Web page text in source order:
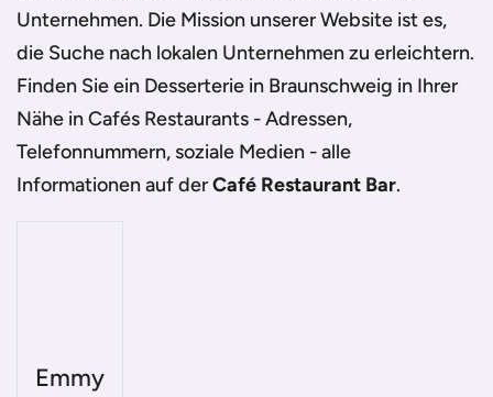
Unternehmen. Die Mission unserer Website ist es,
die Suche nach lokalen Unternehmen zu erleichtern.
Finden Sie ein Desserterie in Braunschweig in Ihrer
Nähe in Cafés Restaurants - Adressen,
Telefonnummern, soziale Medien - alle
Informationen auf derCafé Restaurant Bar.
Emmy